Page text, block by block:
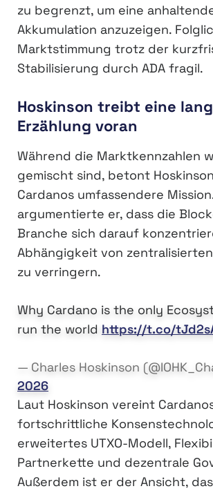
zu begrenzt, um eine
Akkumulation anzuzeigen.
Marktstimmung trotz der
Stabilisierung durch ADA fragil.
Hoskinson treibt eine
Erzählung voran
Während die Marktkennzahlen
gemischt sind, betont
Cardanos umfassendere
argumentierte er, dass die
Branche sich darauf
Abhängigkeit von
zu verringern.
Why Cardano is the only
run the world https://t.co/
— Charles Hoskinson
2026
Laut Hoskinson vereint
fortschrittliche
erweitertes UTXO-Modell,
Partnerkette und dezentrale
Außerdem ist er der Ansicht,